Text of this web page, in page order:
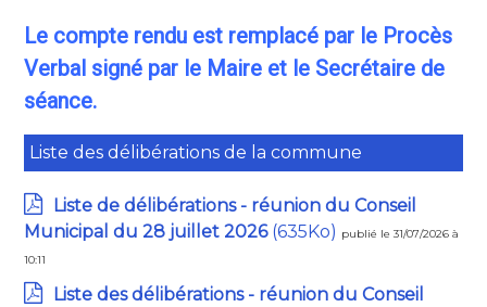
Le compte rendu est remplacé par le Procès
Verbal signé par le Maire et le Secrétaire de
séance.
Liste des délibérations de la commune
Liste de délibérations - réunion du Conseil
Municipal du 28 juillet 2026(635Ko) publié le 31/07/2026 à
10:11
Liste des délibérations - réunion du Conseil